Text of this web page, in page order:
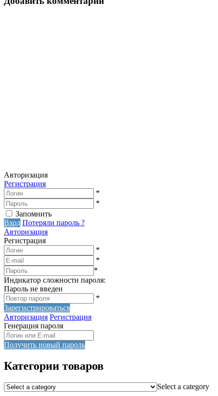
Авторизация
Регистрация
*
*
Запомнить
Вход Потеряли пароль ?
Авторизация
Регистрация
*
*
*
Индикатор сложности пароля:
Пароль не введен
*
Зарегистрироваться
Авторизация Регистрация
Генерация пароля
Получить новый пароль
Категории товаров
Select a category